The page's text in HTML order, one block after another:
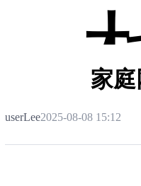
家
userLee2025-08-08 15:12